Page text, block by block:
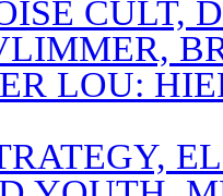
CULT,
LOU: